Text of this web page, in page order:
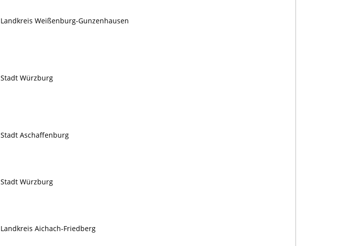
Landkreis Weißenburg-Gunzenhausen
Stadt Würzburg
Stadt Aschaffenburg
Stadt Würzburg
Landkreis Aichach-Friedberg